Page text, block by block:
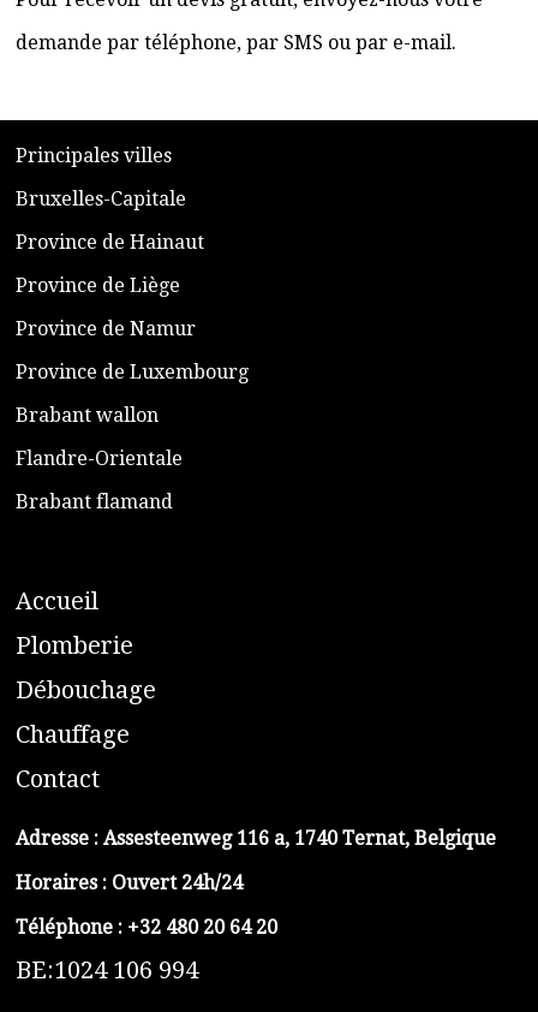
demande par téléphone, par SMS ou par e-mail.
​Principales villes
​Bruxelles-Capitale
​Province de Hainaut
Province de Liège
​Province de Namur
​Province de Luxembourg
​Brabant wallon
​Flandre-Orientale
​Brabant flamand
Accueil
​Plomberie
Débouchage
Chauffage
Contact
Adresse : Assesteenweg 116 a, 1740 Ternat, Belgique
Horaires : Ouvert 24h/24
Téléphone : +32 480 20 64 20
BE:1024 106 994